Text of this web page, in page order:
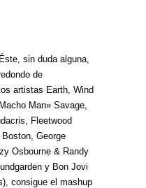
Éste, sin duda alguna,
de
artistas Earth, Wind
Man» Savage,
Fleetwood
George
Osbourne & Randy
y Bon Jovi
consigue el mashup